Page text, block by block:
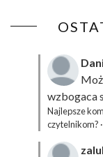
wzbogaca
Najlepsze
czytelnikom? ·